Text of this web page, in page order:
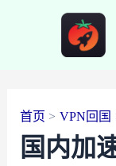
首页 VPN回国
国内加